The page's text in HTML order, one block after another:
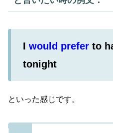
I would prefer to
tonight
といった感じです。